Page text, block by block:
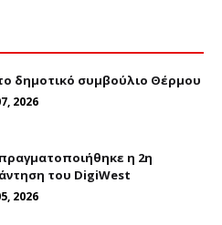
δημοτικό συμβούλιο Θέρμου
2026
η 2η
του DigiWest
2026